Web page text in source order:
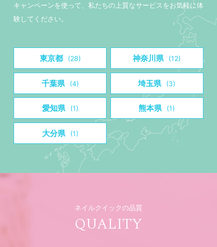
キャンペーンを使って、私たちの上質なサービスをお気軽に体
験してください。
東京都 (28) 神奈川県 (12)
千葉県 (4) 埼玉県 (3)
愛知県 (1) 熊本県 (1)
大分県 (1)
ネイルクイックの品質
QUALITY